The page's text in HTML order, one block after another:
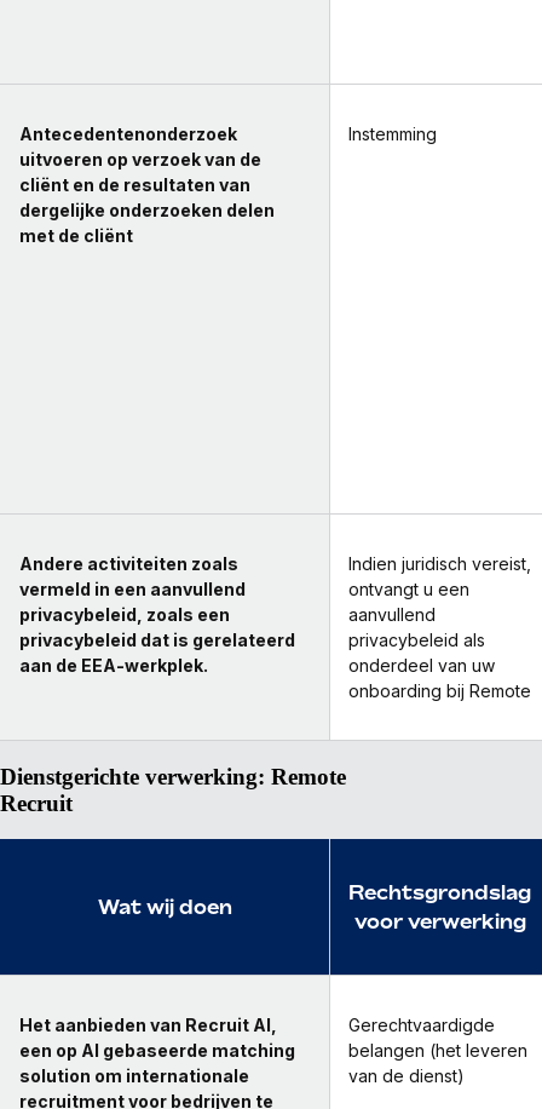
Antecedentenonderzoek
uitvoeren op verzoek van de
cliënt en de resultaten van
dergelijke onderzoeken delen
met de cliënt
Instemming
Andere activiteiten zoals
vermeld in een aanvullend
privacybeleid, zoals een
privacybeleid dat is gerelateerd
aan de EEA-werkplek.
Indien juridisch vereist,
ontvangt u een
aanvullend
privacybeleid als
onderdeel van uw
onboarding bij Remote
Dienstgerichte verwerking: Remote
Recruit
Wat wij doen
Rechtsgrondslag
voor verwerking
Het aanbieden van Recruit AI,
een op AI gebaseerde matching
solution om internationale
recruitment voor bedrijven te
Gerechtvaardigde
belangen (het leveren
van de dienst)